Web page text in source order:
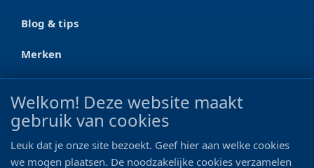
Blog & tips
Merken
CONTACT
Ootmarsumseweg 125a
0546 - 622 990
Welkom! Deze website maakt
gebruik van cookies
Leuk dat je onze site bezoekt. Geef hier aan welke cookies
we mogen plaatsen. De noodzakelijke cookies verzamelen